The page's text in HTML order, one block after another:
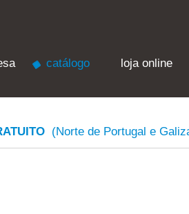
catálogo loja online
(Norte de Portugal e